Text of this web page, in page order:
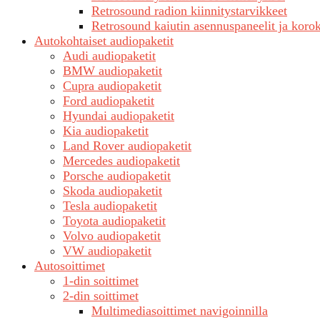
Retrosound radion kiinnitystarvikkeet
Retrosound kaiutin asennuspaneelit ja
Autokohtaiset audiopaketit
Audi audiopaketit
BMW audiopaketit
Cupra audiopaketit
Ford audiopaketit
Hyundai audiopaketit
Kia audiopaketit
Land Rover audiopaketit
Mercedes audiopaketit
Porsche audiopaketit
Skoda audiopaketit
Tesla audiopaketit
Toyota audiopaketit
Volvo audiopaketit
VW audiopaketit
Autosoittimet
1-din soittimet
2-din soittimet
Multimediasoittimet navigoinnilla